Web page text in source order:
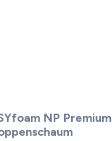
NP Premium